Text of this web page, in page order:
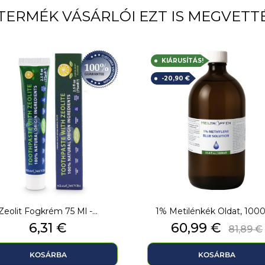
VÁSÁRLÓI EZT IS
Fogkrém 75 Ml -...
Ár
6,31 €
KOSÁRBA
1% Metilénkék Oldat,
Ár
60,99 €
ár
81,89 €
KOSÁRBA
KIÁRUSÍTÁS!
-20,90 €